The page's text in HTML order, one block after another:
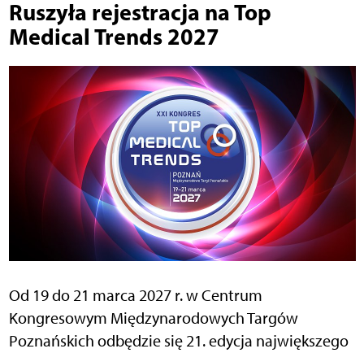
Ruszyła rejestracja na Top
Medical Trends 2027
Od 19 do 21 marca 2027 r. w Centrum
Kongresowym Międzynarodowych Targów
Poznańskich odbędzie się 21. edycja największego